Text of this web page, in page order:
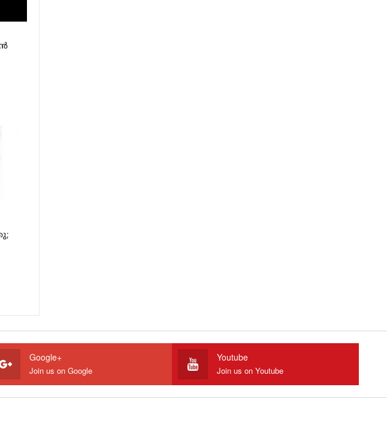
Google+
Join us on Google
Youtube
Join us on Youtube